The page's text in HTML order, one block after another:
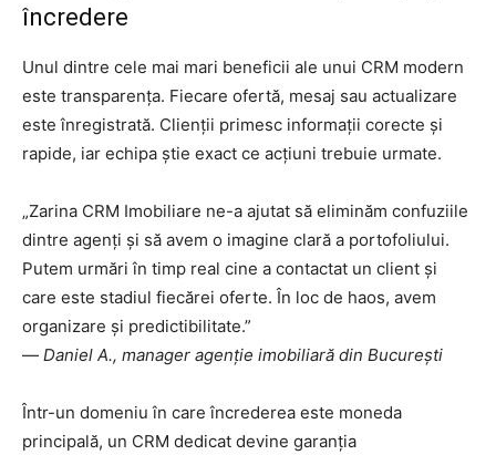
încredere
Unul dintre cele mai mari beneficii ale unui CRM modern
este transparența. Fiecare ofertă, mesaj sau actualizare
este înregistrată. Clienții primesc informații corecte și
rapide, iar echipa știe exact ce acțiuni trebuie urmate.
„Zarina CRM Imobiliare ne-a ajutat să eliminăm confuziile
dintre agenți și să avem o imagine clară a portofoliului.
Putem urmări în timp real cine a contactat un client și
care este stadiul fiecărei oferte. În loc de haos, avem
organizare și predictibilitate.”
— Daniel A., manager agenție imobiliară din București
Într-un domeniu în care încrederea este moneda
principală, un CRM dedicat devine garanția